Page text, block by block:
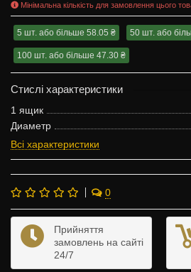
Мінімальна кількість для замовлення цього
5 шт. або більше 58.05 ₴ 50 шт. або
100 шт. або більше 47.30 ₴
Стислі характеристики
1 ящик
Диаметр
Всі характеристики
0
Прийняття
замовлень на сайті
24/7